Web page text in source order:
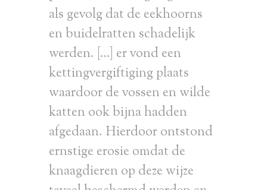
als gevolg dat de eekhoorns
en buidelratten schadelijk
werden. […] er vond een
kettingvergiftiging plaats
waardoor de vossen en wilde
katten ook bijna hadden
afgedaan. Hierdoor ontstond
ernstige erosie omdat de
knaagdieren op deze wijze